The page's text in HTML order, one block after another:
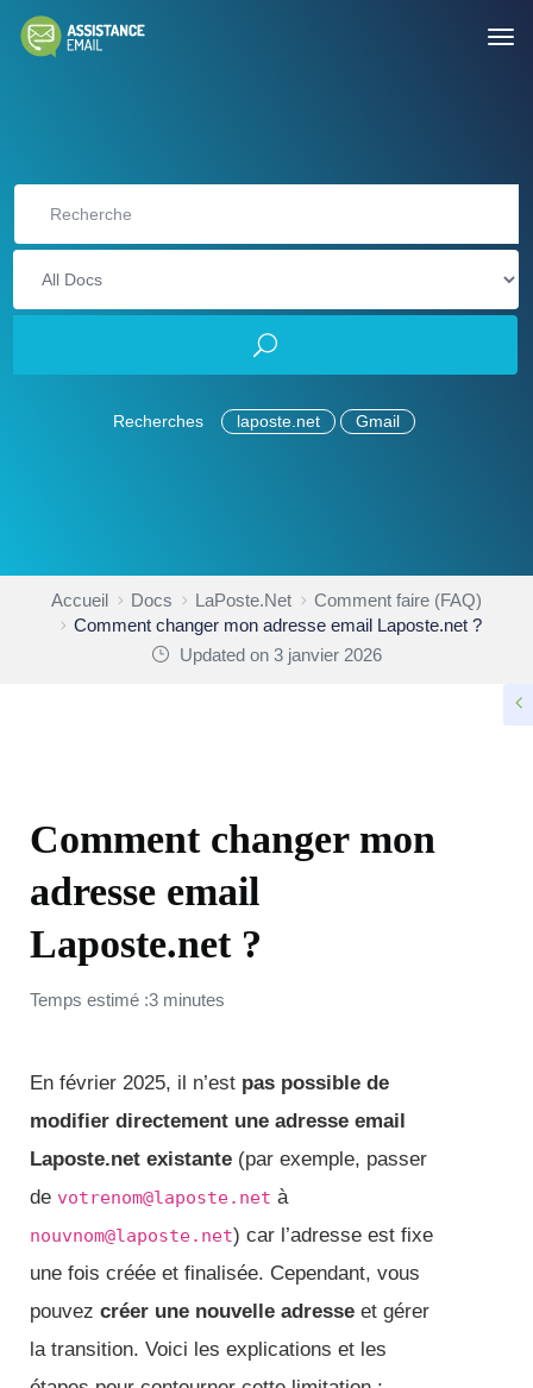
Recherches laposte.net Gmail
Accueil Docs LaPoste.Net
Comment faire (FAQ)
Comment changer mon adresse email Laposte.net ?
Updated on 3 janvier 2026
Comment changer mon
adresse email
Laposte.net ?
Temps estimé :3 minutes
En février 2025, il n’est pas possible de
modifier directement une adresse email
Laposte.net existante (par exemple, passer
de votrenom@laposte.net à
nouvnom@laposte.net) car l’adresse est fixe
une fois créée et finalisée. Cependant, vous
pouvez créer une nouvelle adresse et gérer
la transition. Voici les explications et les